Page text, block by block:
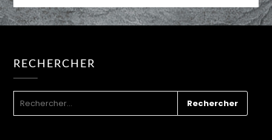
RECHERCHER